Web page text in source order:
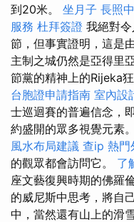
到20米。 坐月子 長照
服務 杜拜簽證 我絕對
節，但事實證明，這是
主制之城仍然是亞得里
節黨的精神上的Rijeka
台胞證申請指南 室內設
士巡迴賽的普遍信念，
約盛開的眾多視覺元素。
風水布局建議 查ip 熱門
的觀眾都會訪問它。 了
座文藝復興時期的佛羅
的威尼斯中思考，將自
中，當然還有山上的滑